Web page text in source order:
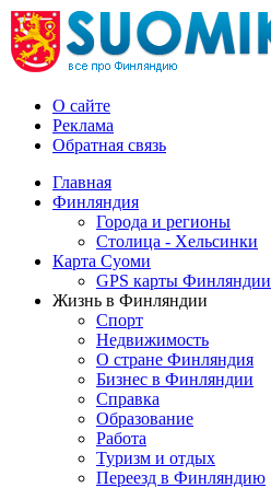
О сайте
Реклама
Обратная связь
Главная
Финляндия
Города и регионы
Столица - Хельсинки
Карта Суоми
GPS карты Финляндии
Жизнь в Финляндии
Спорт
Недвижимость
О стране Финляндия
Бизнес в Финляндии
Справка
Образование
Работа
Туризм и отдых
Переезд в Финляндию